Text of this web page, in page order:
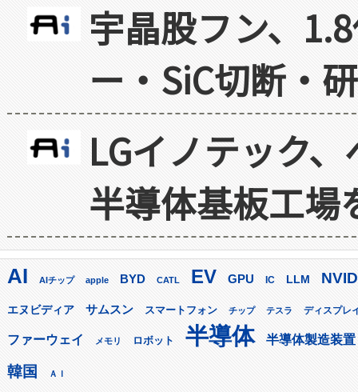
宇晶股フン、
ー・SiC切断・
LGイノテック
半導体基板工場
AI AIチップ apple BYD CATL EV GPU IC LLM
エヌビディア サムスン スマートフォン チップ テスラ ディスプレ
ファーウェイ メモリ ロボット 半導体 半導体製造装置
韓国 ＡＩ